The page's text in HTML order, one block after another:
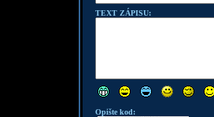
TEXT ZÁPISU:
Opište kod: